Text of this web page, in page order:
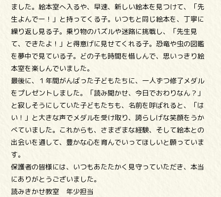
ました。絵本室へ入るや、早速、新しい絵本を見つけて、「先
生よんでー！」と持ってくる子。いつもと同じ絵本を、丁寧に
繰り返し見る子。乗り物のパズルや迷路に挑戦し、「先生見
て、できたよ！」と得意げに見せてくれる子。恐竜や虫の図鑑
を夢中で見ている子。どの子も時間を惜しんで、思いっきり絵
本室を楽しんでいました。
最後に、１年間がんばった子どもたちに、一人ずつ修了メダル
をプレゼントしました。「読み聞かせ、今日でおわりなん？」
と寂しそうにしていた子どもたちも、名前を呼ばれると、「は
い！」と大きな声でメダルを受け取り、誇らしげな笑顔をうか
べていました。これからも、さまざまな経験、そして絵本との
出会いを通して、豊かな心を育んでいってほしいと願っていま
す。
保護者の皆様には、いつもあたたかく見守っていただき、本当
にありがとうございました。
読みきかせ教室 年少担当